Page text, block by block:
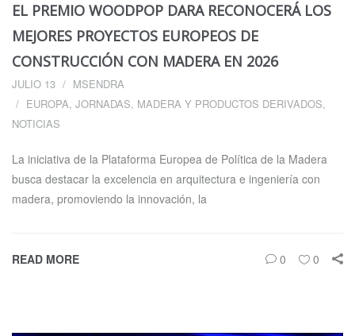
EL PREMIO WOODPOP DARA RECONOCERÁ LOS
MEJORES PROYECTOS EUROPEOS DE
CONSTRUCCIÓN CON MADERA EN 2026
JULIO 13
MSENDRA
EUROPA, JORNADAS, MADERA Y PRODUCTOS DERIVADOS,
NOTICIAS
La iniciativa de la Plataforma Europea de Política de la Madera
busca destacar la excelencia en arquitectura e ingeniería con
madera, promoviendo la innovación, la
READ MORE 0 0